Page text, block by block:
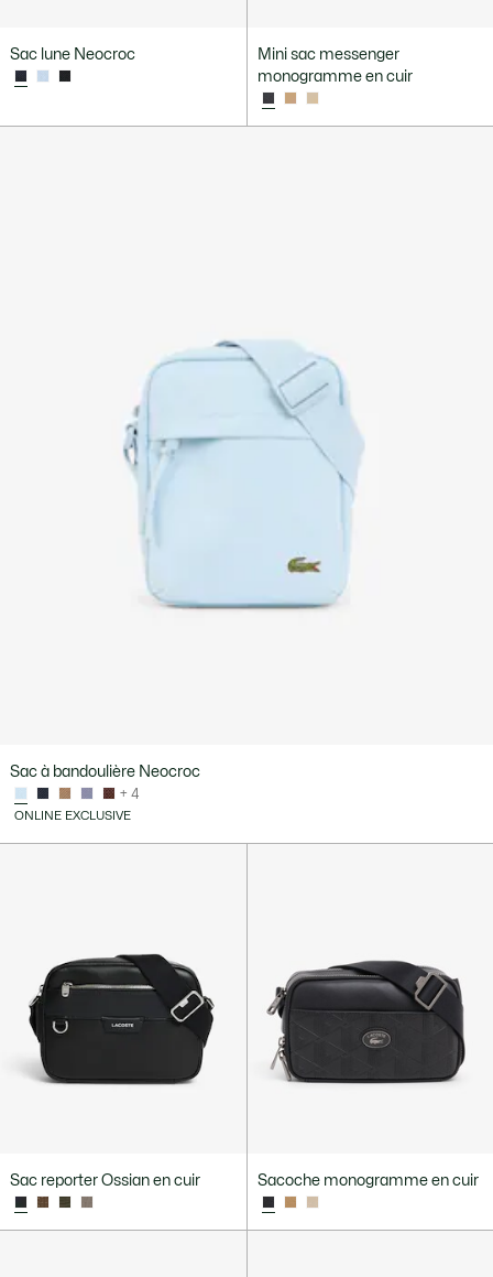
Sac lune Neocroc
Mini sac messenger
monogramme en cuir
Sac à bandoulière Neocroc
+ 4
ONLINE EXCLUSIVE
Sac reporter Ossian en cuir Sacoche monogramme en cuir